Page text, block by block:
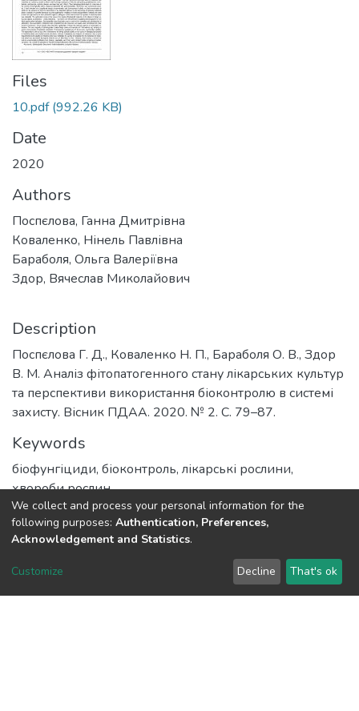
Files
10.pdf(992.26 KB)
Date
2020
Authors
Поспєлова, Ганна Дмитрівна
Коваленко, Нінель Павлівна
Бараболя, Ольга Валеріївна
Здор, Вячеслав Миколайович
Description
Поспєлова Г. Д., Коваленко Н. П., Бараболя О. В., Здор
В. М. Аналіз фітопатогенного стану лікарських культур
та перспективи використання біоконтролю в системі
захисту. Вісник ПДАА. 2020. № 2. С. 79–87.
Keywords
біофунгіциди, біоконтроль, лікарські рослини,
хвороби рослин
URI
https://dspace.pdau.edu.ua/handle/123456789/8205
Collections
We collect and process your personal information for the
following purposes: Authentication, Preferences,
Acknowledgement and Statistics.
Customize Decline That's ok